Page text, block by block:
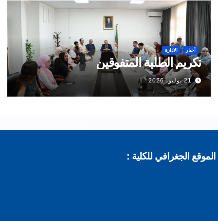
أخبار الادارة
تكريم الطلبة المتفوقين
21 يوليو، 2026
الجغرافي للكلية :